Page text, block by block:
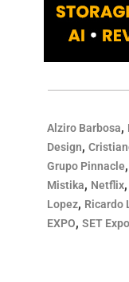
Alziro Barbosa,
Design,
Grupo Pinnacle,
Mistika, Netflix,
Lopez, Ricardo
EXPO,SET